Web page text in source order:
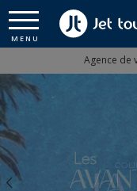
Agence de